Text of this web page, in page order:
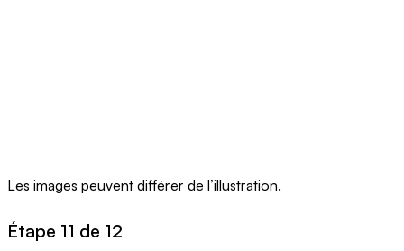
Les images peuvent différer de l’illustration.
Étape 11 de 12